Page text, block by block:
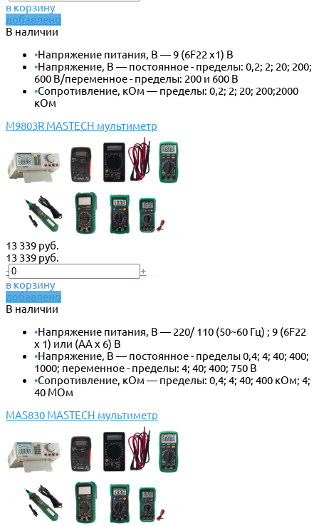
в корзину
добавлено
В наличии
•Напряжение питания, В — 9 (6F22 x1) В
•Напряжение, В — постоянное - пределы: 0,2; 2; 20; 200;
600 В/переменное - пределы: 200 и 600 В
•Сопротивление, кОм — пределы: 0,2; 2; 20; 200;2000
кОм
M9803R MASTECH мультиметр
13 339 руб.
13 339 руб.
-
+
в корзину
добавлено
В наличии
•Напряжение питания, В — 220/ 110 (50~60 Гц) ; 9 (6F22
x 1) или (АА х 6) В
•Напряжение, В — постоянное - пределы 0,4; 4; 40; 400;
1000; переменное - пределы: 4; 40; 400; 750 В
•Сопротивление, кОм — пределы: 0,4; 4; 40; 400 кОм; 4;
40 МОм
MAS830 MASTECH мультиметр